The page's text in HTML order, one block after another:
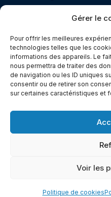
Gérer le
Pour offrir les meilleures
technologies telles que les
informations des appareils. Le
nous permettra de traiter des
de navigation ou les ID uniques
consentir ou de retirer son
sur certaines caractéristiques et
Voir les
Politique de cookies
7 Place Firmin Gautier
CS 80476
38016 GRENOBLE, Cedex 1
Chambery
Immeuble le Paris
73000 Chambéry
© All
Mentions légales –